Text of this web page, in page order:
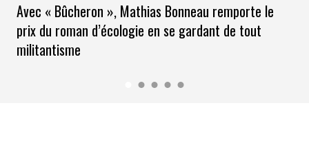
Avec « Bûcheron », Mathias Bonneau remporte le
prix du roman d’écologie en se gardant de tout
militantisme